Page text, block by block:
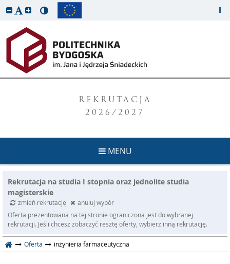
REKRUTACJA
2026/2027
MENU
Rekrutacja na studia I stopnia oraz jednolite studia
magisterskie
zmień rekrutację
anuluj wybór
Oferta prezentowana na tej stronie ograniczona jest do wybranej
rekrutacji. Jeśli chcesz zobaczyć resztę oferty, wybierz inną rekrutację.
Oferta inżynieria farmaceutyczna